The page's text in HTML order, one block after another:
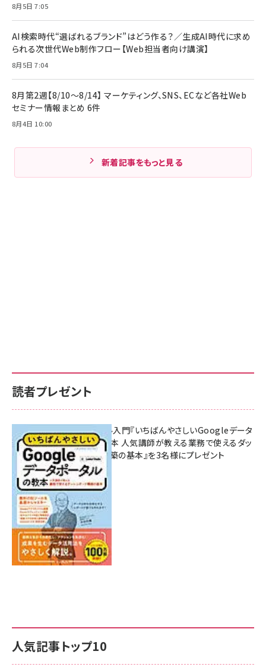
8月5日 7:05
AI検索時代“選ばれるブランド”はどう作る？／生成AI時代に求め
られる次世代Web制作フロー【Web担当者向け講演】
8月5日 7:04
8月第2週【8/10～8/14】 マーケティング、SNS、ECなど各社Web
セミナー情報まとめ 6件
8月4日 10:00
新着記事をもっと見る
人気記事トップ10
読者プレゼント
無料BIツール入門『いちばんやさしいGoogleデータ
ポータルの教本 人気講師が教える業務で使えるダッ
シュボード構築の基本』を3名様にプレゼント
7月31日 10:00